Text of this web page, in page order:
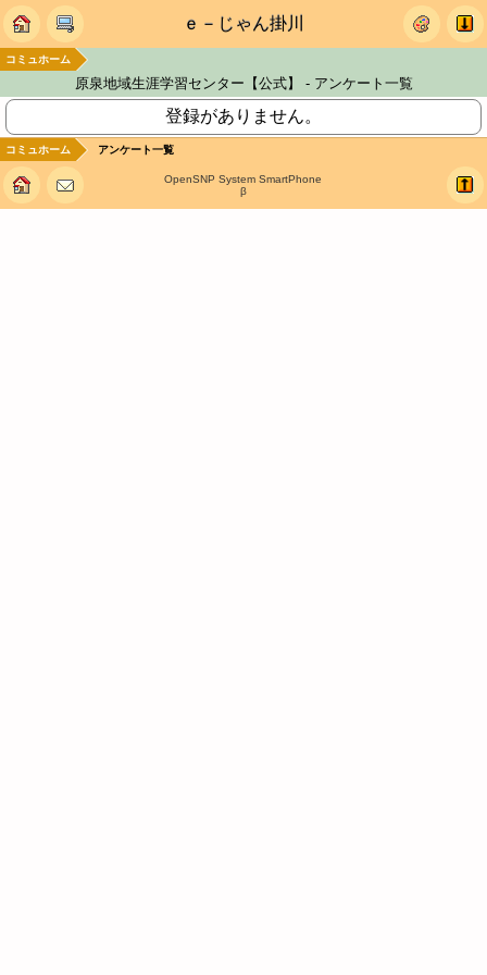
ｅ－じゃん掛川
コミュホーム
原泉地域生涯学習センター【公式】 - アンケート一覧
登録がありません。
コミュホーム アンケート一覧
OpenSNP System SmartPhone
β